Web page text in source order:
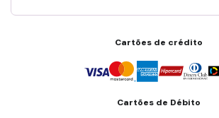
Cartões de crédito
Cartões de Débito